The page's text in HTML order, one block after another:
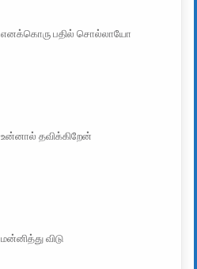
எனக்கொரு பதில் சொல்லாயோ
உன்னால் தவிக்கிறேன்
மன்னித்து விடு